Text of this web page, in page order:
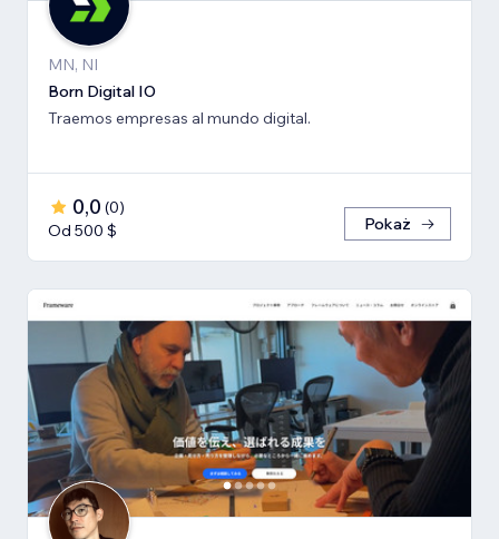
MN, NI
Born Digital IO
Traemos empresas al mundo digital.
0,0 (0)
Od 500 $
Pokaż